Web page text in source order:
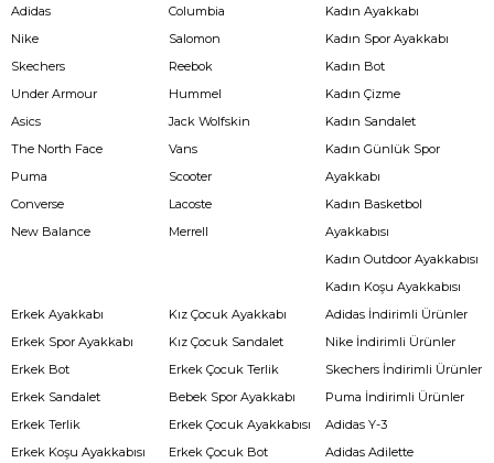
Adidas
Nike
Skechers
Under Armour
Asics
The North Face
Puma
Converse
New Balance
Columbia
Salomon
Reebok
Hummel
Jack Wolfskin
Vans
Scooter
Lacoste
Merrell
Kadın Ayakkabı
Kadın Spor Ayakkabı
Kadın Bot
Kadın Çizme
Kadın Sandalet
Kadın Günlük Spor
Ayakkabı
Kadın Basketbol
Ayakkabısı
Kadın Outdoor Ayakkabısı
Kadın Koşu Ayakkabısı
Erkek Ayakkabı
Erkek Spor Ayakkabı
Erkek Bot
Erkek Sandalet
Erkek Terlik
Erkek Koşu Ayakkabısı
Kız Çocuk Ayakkabı
Kız Çocuk Sandalet
Erkek Çocuk Terlik
Bebek Spor Ayakkabı
Erkek Çocuk Ayakkabısı
Erkek Çocuk Bot
Adidas İndirimli Ürünler
Nike İndirimli Ürünler
Skechers İndirimli Ürünler
Puma İndirimli Ürünler
Adidas Y-3
Adidas Adilette